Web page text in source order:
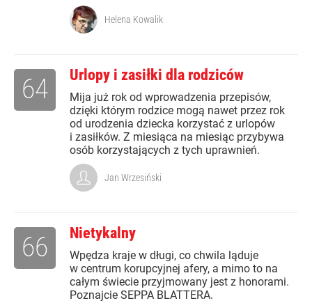
Helena Kowalik
Urlopy i zasiłki dla rodziców
Mija już rok od wprowadzenia przepisów,
dzięki którym rodzice mogą nawet przez rok
od urodzenia dziecka korzystać z urlopów
i zasiłków. Z miesiąca na miesiąc przybywa
osób korzystających z tych uprawnień.
64
Jan Wrzesiński
Nietykalny
Wpędza kraje w długi, co chwila ląduje
w centrum korupcyjnej afery, a mimo to na
całym świecie przyjmowany jest z honorami.
Poznajcie SEPPA BLATTERA.
66